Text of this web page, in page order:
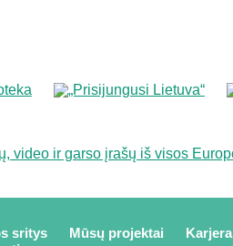
sritys Mūsų projektai Karjera